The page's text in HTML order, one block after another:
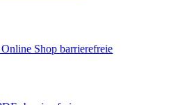
Shop barrierefreie